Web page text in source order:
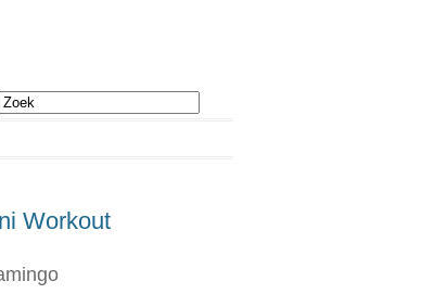
Workout